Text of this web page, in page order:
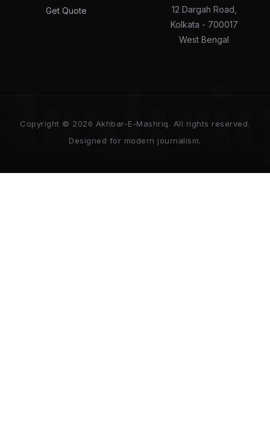
Get Quote
12 Dargah Road,
Kolkata - 700017
West Bengal
Copyright © 2026 Akhbar-E-Mashriq. All rights reserved.
Designed for modern journalism.